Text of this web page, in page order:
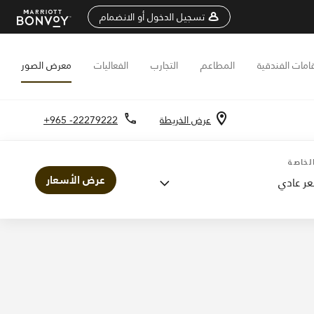
تسجيل الدخول أو الانضمام
الفندقية المطاعم التجارب الفعاليات معرض الصور
عرض الخريطة +965 -22279222
عادي عرض الأسعار